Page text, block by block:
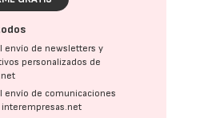
envío de newsletters y
personalizados de
envío de comunicaciones